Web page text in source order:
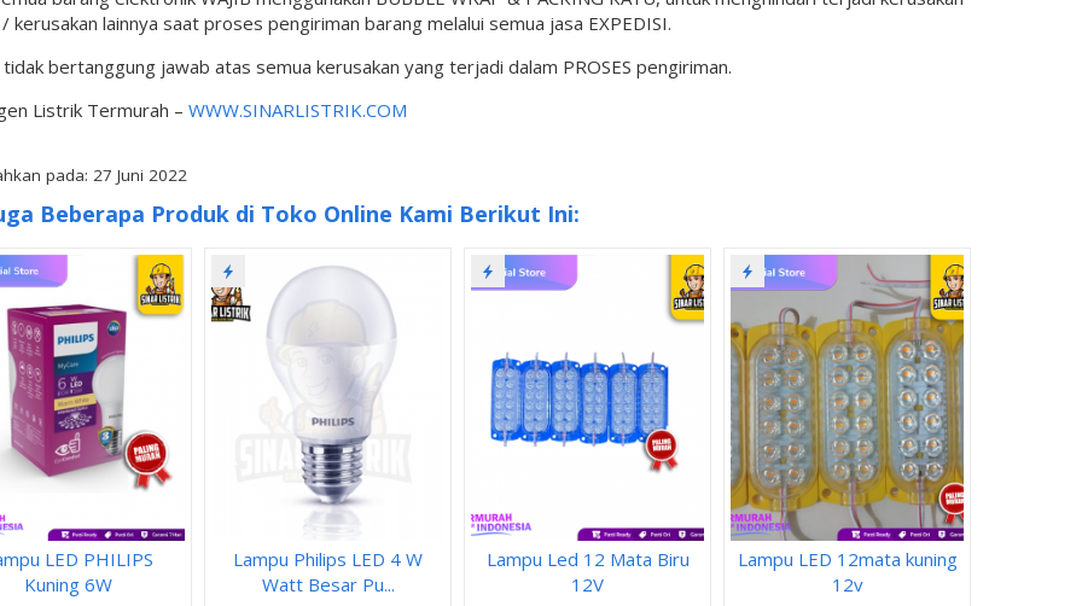
/ kerusakan lainnya saat proses pengiriman barang melalui semua jasa EXPEDISI.
tidak bertanggung jawab atas semua kerusakan yang terjadi dalam PROSES pengiriman.
Listrik Termurah – WWW.SINARLISTRIK.COM
pada: 27 Juni 2022
Beberapa Produk di Toko Online Kami Berikut Ini:
LED PHILIPS
Kuning 6W
Lampu Philips LED 4 W
Watt Besar Pu...
Lampu Led 12 Mata Biru
12V
Lampu LED 12mata kuning
12v